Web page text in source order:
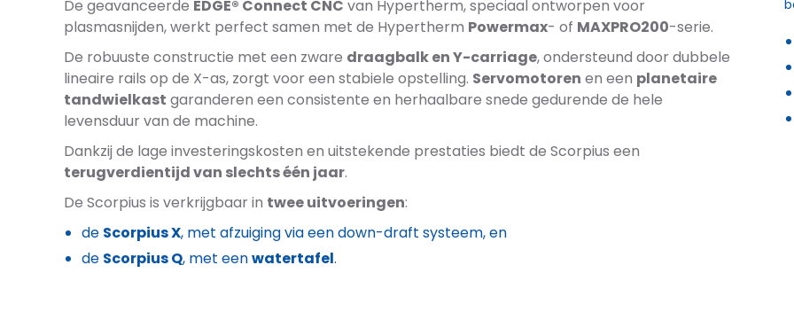
De geavanceerde EDGE® Connect CNC van Hypertherm, speciaal ontworpen voor
plasmasnijden, werkt perfect samen met de Hypertherm Powermax- of MAXPRO200-serie.
De robuuste constructie met een zware draagbalk en Y-carriage, ondersteund door dubbele
lineaire rails op de X-as, zorgt voor een stabiele opstelling. Servomotoren en een planetaire
tandwielkast garanderen een consistente en herhaalbare snede gedurende de hele
levensduur van de machine.
Dankzij de lage investeringskosten en uitstekende prestaties biedt de Scorpius een
terugverdientijd van slechts één jaar.
De Scorpius is verkrijgbaar in twee uitvoeringen:
de Scorpius X, met afzuiging via een down-draft systeem, en
de Scorpius Q, met eenwatertafel.